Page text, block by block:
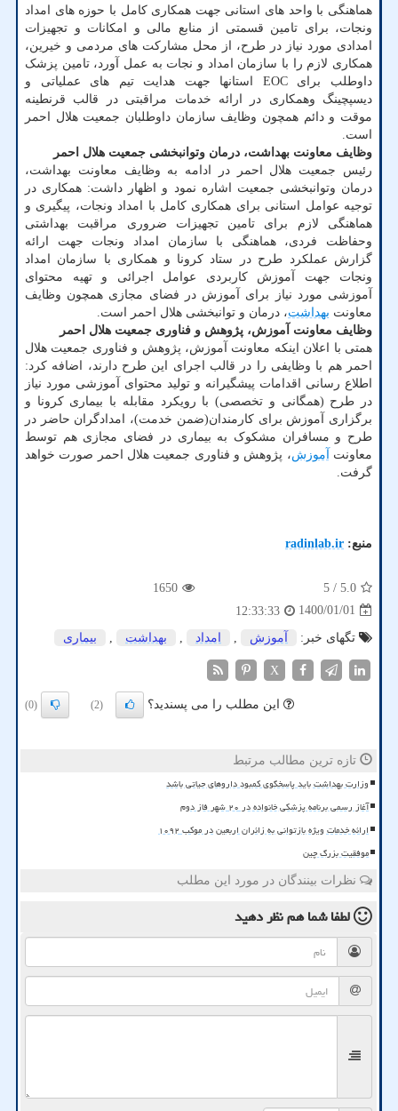
هماهنگی با واحد های استانی جهت همکاری کامل با حوزه های امداد
ونجات، برای تامین قسمتی از منابع مالی و امکانات و تجهیزات
امدادی مورد نیاز در طرح، از محل مشارکت های مردمی و خیرین،
همکاری لازم را با سازمان امداد و نجات به عمل آورد، تامین پزشک
داوطلب برای EOC استانها جهت هدایت تیم های عملیاتی و
دیسپچینگ وهمکاری در ارائه خدمات مراقبتی در قالب قرنطینه
موقت و دائم همچون وظایف سازمان داوطلبان جمعیت هلال احمر
است.
وظایف معاونت بهداشت، درمان وتوانبخشی جمعیت هلال احمر
رئیس جمعیت هلال احمر در ادامه به وظایف معاونت بهداشت،
درمان وتوانبخشی جمعیت اشاره نمود و اظهار داشت: همکاری در
توجیه عوامل استانی برای همکاری کامل با امداد ونجات، پیگیری و
هماهنگی لازم برای تامین تجهیزات ضروری مراقبت بهداشتی
وحفاظت فردی، هماهنگی با سازمان امداد ونجات جهت ارائه
گزارش عملکرد طرح در ستاد کرونا و همکاری با سازمان امداد
ونجات جهت آموزش کاربردی عوامل اجرائی و تهیه محتوای
آموزشی مورد نیاز برای آموزش در فضای مجازی همچون وظایف
معاونت بهداشت، درمان و توانبخشی هلال احمر است.
وظایف معاونت آموزش، پژوهش و فناوری جمعیت هلال احمر
همتی با اعلان اینکه معاونت آموزش، پژوهش و فناوری جمعیت هلال
احمر هم با وظایفی را در قالب اجرای این طرح دارند، اضافه کرد:
اطلاع رسانی اقدامات پیشگیرانه و تولید محتوای آموزشی مورد نیاز
در طرح (همگانی و تخصصی) با رویکرد مقابله با بیماری کرونا و
برگزاری آموزش برای کارمندان(ضمن خدمت)، امدادگران حاضر در
طرح و مسافران مشکوک به بیماری در فضای مجازی هم توسط
معاونت
آموزش، پژوهش و فناوری جمعیت هلال احمر صورت خواهد
گرفت.
منبع: radinlab.ir
5.0
/ 5
1650
1400/01/01
12:33:33
تگهای خبر:
آموزش , امداد , بهداشت , بیماری
X
این مطلب را می پسندید؟ (2)
(0)
تازه ترین مطالب مرتبط
وزارت بهداشت باید پاسخگوی کمبود داروهای حیاتی باشد
آغاز رسمی برنامه پزشکی خانواده در ۲۰ شهر فاز دوم
ارائه خدمات ویژه بازتوانی به زائران اربعین در موکب ۱۰۹۲
موفقیت بزرگ چین
نظرات بینندگان در مورد این مطلب
لطفا شما همنظر دهید